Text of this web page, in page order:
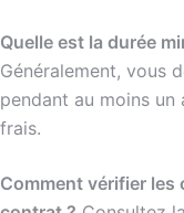
Quelle est la durée
Généralement, vous
pendant au moins
frais.
Comment vérifier